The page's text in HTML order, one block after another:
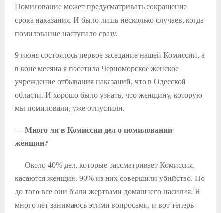
Помилование может предусматривать сокращение
срока наказания. И было лишь несколько случаев, когда
помилование наступало сразу.
9 июня состоялось первое заседание нашей Комиссии, а
в коне месяца я посетила Черноморское женское
учреждение отбывания наказаний, что в Одесской
области. И хорошо было узнать, что женщину, которую
мы помиловали, уже отпустили.
— Много ли в Комиссии дел о помиловании
женщин?
— Около 40% дел, которые рассматривает Комиссия,
касаются женщин. 90% из них совершили убийство. Но
до того все они были жертвами домашнего насилия. Я
много лет занимаюсь этими вопросами, и вот теперь